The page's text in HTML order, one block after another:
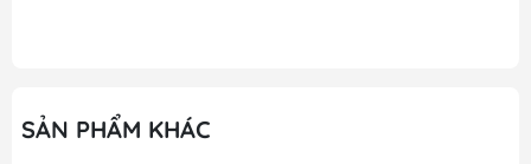
SẢN PHẨM KHÁC